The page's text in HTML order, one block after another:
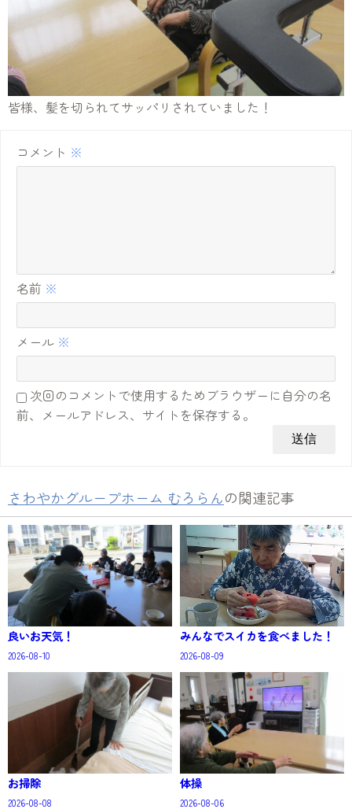
皆様、髪を切られてサッパリされていました！
コメント ※
名前 ※
メール ※
次回のコメントで使用するためブラウザーに自分の名
前、メールアドレス、サイトを保存する。
さわやかグループホーム むろらんの関連記事
良いお天気！
2026-08-10
みんなでスイカを食べました！
2026-08-09
お掃除
2026-08-08
体操
2026-08-06